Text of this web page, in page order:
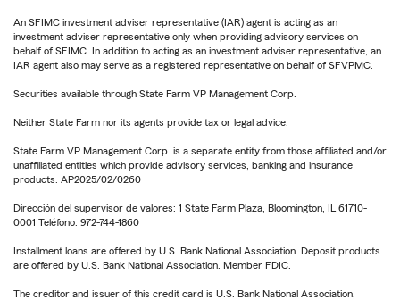
An SFIMC investment adviser representative (IAR) agent is acting as an
investment adviser representative only when providing advisory services on
behalf of SFIMC. In addition to acting as an investment adviser representative, an
IAR agent also may serve as a registered representative on behalf of SFVPMC.
Securities available through State Farm VP Management Corp.
Neither State Farm nor its agents provide tax or legal advice.
State Farm VP Management Corp. is a separate entity from those affiliated and/or
unaffiliated entities which provide advisory services, banking and insurance
products. AP2025/02/0260
Dirección del supervisor de valores: 1 State Farm Plaza, Bloomington, IL 61710-
0001 Teléfono: 972-744-1860
Installment loans are offered by U.S. Bank National Association. Deposit products
are offered by U.S. Bank National Association. Member FDIC.
The creditor and issuer of this credit card is U.S. Bank National Association,